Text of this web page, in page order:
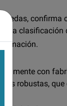
confirma
la clasificación
con
robustas,